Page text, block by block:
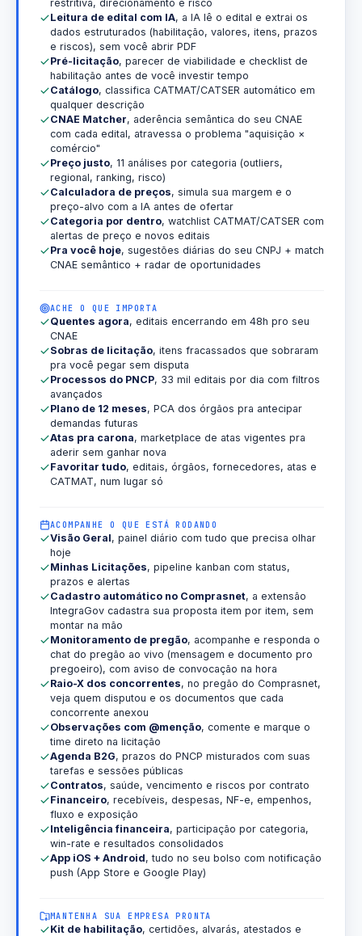
restritiva, direcionamento e risco
Leitura de edital com IA, a IA lê o edital e extrai os
dados estruturados (habilitação, valores, itens, prazos
e riscos), sem você abrir PDF
Pré-licitação, parecer de viabilidade e checklist de
habilitação antes de você investir tempo
Catálogo, classifica CATMAT/CATSER automático em
qualquer descrição
CNAE Matcher, aderência semântica do seu CNAE
com cada edital, atravessa o problema "aquisição ×
comércio"
Preço justo, 11 análises por categoria (outliers,
regional, ranking, risco)
Calculadora de preços, simula sua margem e o
preço-alvo com a IA antes de ofertar
Categoria por dentro, watchlist CATMAT/CATSER com
alertas de preço e novos editais
Pra você hoje, sugestões diárias do seu CNPJ + match
CNAE semântico + radar de oportunidades
ACHE O QUE IMPORTA
Quentes agora, editais encerrando em 48h pro seu
CNAE
Sobras de licitação, itens fracassados que sobraram
pra você pegar sem disputa
Processos do PNCP, 33 mil editais por dia com filtros
avançados
Plano de 12 meses, PCA dos órgãos pra antecipar
demandas futuras
Atas pra carona, marketplace de atas vigentes pra
aderir sem ganhar nova
Favoritar tudo, editais, órgãos, fornecedores, atas e
CATMAT, num lugar só
ACOMPANHE O QUE ESTÁ RODANDO
Visão Geral, painel diário com tudo que precisa olhar
hoje
Minhas Licitações, pipeline kanban com status,
prazos e alertas
Cadastro automático no Comprasnet, a extensão
IntegraGov cadastra sua proposta item por item, sem
montar na mão
Monitoramento de pregão, acompanhe e responda o
chat do pregão ao vivo (mensagem e documento pro
pregoeiro), com aviso de convocação na hora
Raio-X dos concorrentes, no pregão do Comprasnet,
veja quem disputou e os documentos que cada
concorrente anexou
Observações com @menção, comente e marque o
time direto na licitação
Agenda B2G, prazos do PNCP misturados com suas
tarefas e sessões públicas
Contratos, saúde, vencimento e riscos por contrato
Financeiro, recebíveis, despesas, NF-e, empenhos,
fluxo e exposição
Inteligência financeira, participação por categoria,
win-rate e resultados consolidados
App iOS + Android, tudo no seu bolso com notificação
push (App Store e Google Play)
MANTENHA SUA EMPRESA PRONTA
Kit de habilitação, certidões, alvarás, atestados e